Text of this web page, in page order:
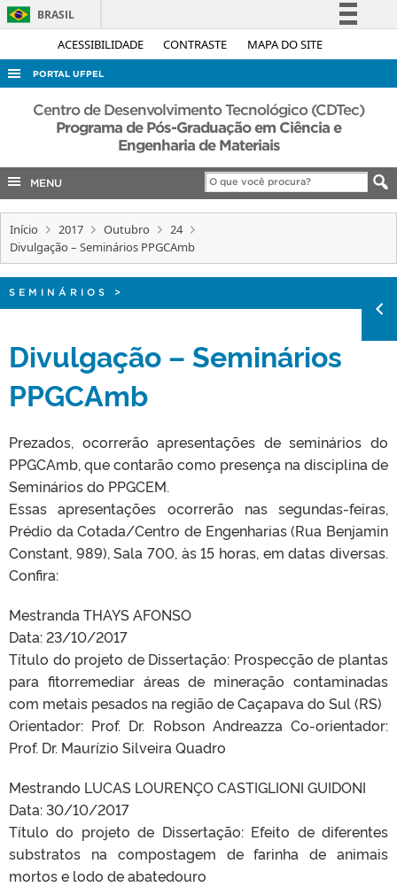
ACESSIBILIDADE CONTRASTE MAPA DO SITE
BRASIL
Simplifique!
Acesso à informação
Legislação
Canais
PORTAL UFPEL
ACESSO À INFORMAÇÃO
AUDITORIA
EDITAIS
INTERNACIONAL
Centro de Desenvolvimento Tecnológico (CDTec)
Programa de Pós-Graduação em Ciência e
Engenharia de Materiais
MENU
Início 2017 Outubro
24
Divulgação – Seminários PPGCAmb
SEMINÁRIOS >
Divulgação – Seminários
PPGCAmb
Prezados, ocorrerão apresentações de seminários do
PPGCAmb, que contarão como presença na disciplina de
Seminários do PPGCEM.
Essas apresentações ocorrerão nas segundas-feiras,
Prédio da Cotada/Centro de Engenharias (Rua Benjamin
Constant, 989), Sala 700, às 15 horas, em datas diversas.
Confira:
Mestranda THAYS AFONSO
Data: 23/10/2017
Título do projeto de Dissertação: Prospecção de plantas
para fitorremediar áreas de mineração contaminadas
com metais pesados na região de Caçapava do Sul (RS)
Orientador: Prof. Dr. Robson Andreazza Co-orientador:
Prof. Dr. Maurízio Silveira Quadro
Mestrando LUCAS LOURENÇO CASTIGLIONI GUIDONI
Data: 30/10/2017
Título do projeto de Dissertação: Efeito de diferentes
substratos na compostagem de farinha de animais
mortos e lodo de abatedouro